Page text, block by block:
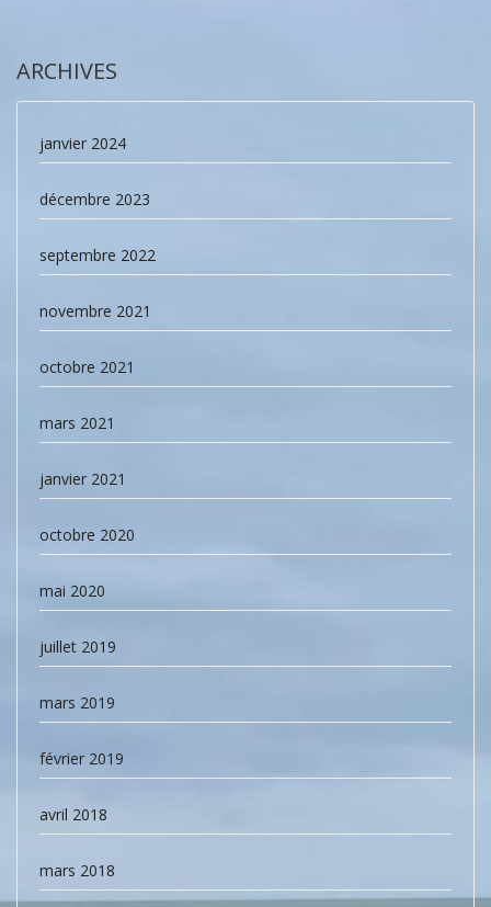
ARCHIVES
janvier 2024
décembre 2023
septembre 2022
novembre 2021
octobre 2021
mars 2021
janvier 2021
octobre 2020
mai 2020
juillet 2019
mars 2019
février 2019
avril 2018
mars 2018